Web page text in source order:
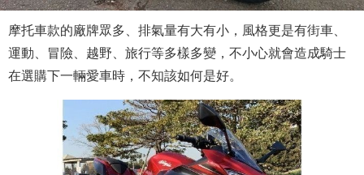
摩托車款的廠牌眾多、排氣量有大有小，風格更是有街車、
運動、冒險、越野、旅行等多樣多變，不小心就會造成騎士
在選購下一輛愛車時，不知該如何是好。